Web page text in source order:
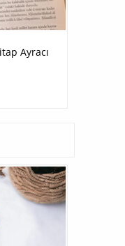
Ayracı